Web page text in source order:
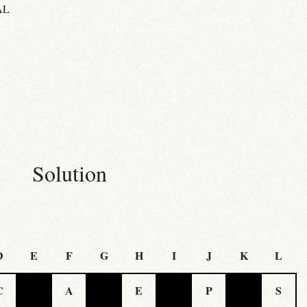
Solution
E F G H I J K L
A E P S